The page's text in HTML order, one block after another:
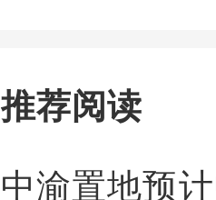
另外还有一
要高很多，估
片来源于网络
推荐阅读
中渝置地预